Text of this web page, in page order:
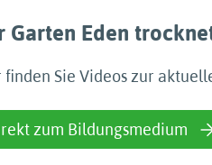
Garten Eden
finden Sie Videos zur
zum Bildungsmedium